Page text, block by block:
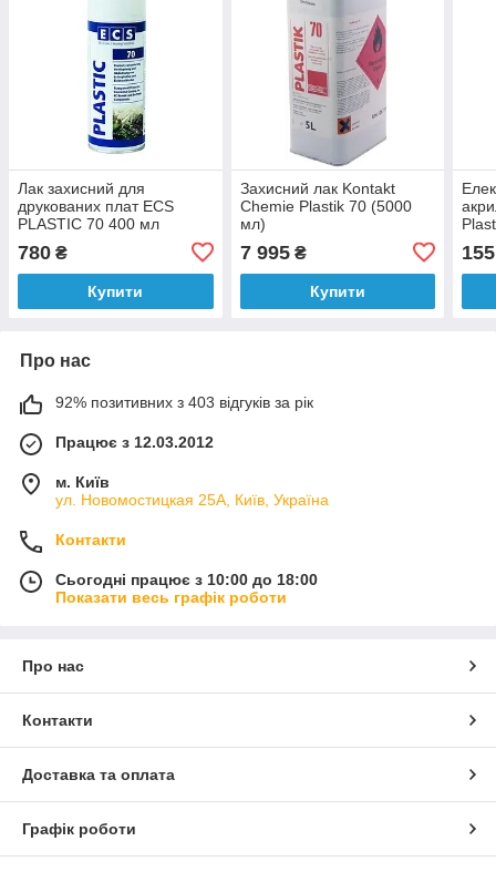
Лак захисний для
друкованих плат ECS
PLASTIC 70 400 мл
780 ₴
Купити
Захисний лак Kontakt
Chemie Plastik 70 (5000
мл)
7 995₴
Купити
155
Про нас
92% позитивних з 403 відгуків за рік
Працює з 12.03.2012
м. Київ
ул. Новомостицкая 25А, Київ, Україна
Контакти
Сьогодні працює з 10:00 до 18:00
Показати весь графік роботи
Про нас
Контакти
Доставка та оплата
Графік роботи